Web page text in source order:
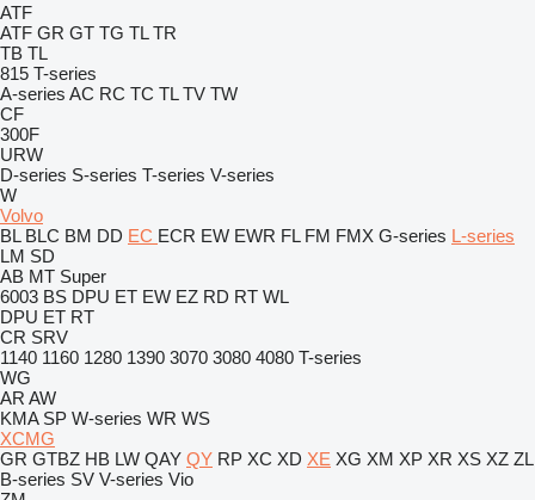
ATF
ATF GR GT TG TL TR
TB TL
815 T-series
A-series AC RC TC TL TV TW
CF
300F
URW
D-series S-series T-series V-series
W
Volvo
BL BLC BM DD EC ECR EW EWR FL FM FMX G-series L-series
LM SD
AB MT Super
6003 BS DPU ET EW EZ RD RT WL
DPU ET RT
CR SRV
1140 1160 1280 1390 3070 3080 4080 T-series
WG
AR AW
KMA SP W-series WR WS
XCMG
GR GTBZ HB LW QAY QY RP XC XD XE XG XM XP XR XS XZ ZL
B-series SV V-series Vio